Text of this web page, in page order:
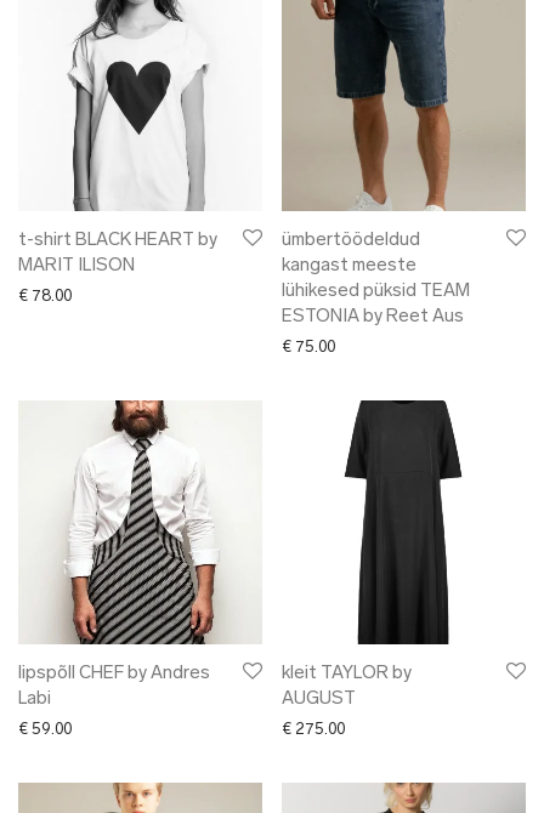
t-shirt BLACK HEART by
MARIT ILISON
€ 78.00
ümbertöödeldud
kangast meeste
lühikesed püksid TEAM
ESTONIA by Reet Aus
€ 75.00
lipspõll CHEF by Andres
Labi
€ 59.00
kleit TAYLOR by
AUGUST
€ 275.00